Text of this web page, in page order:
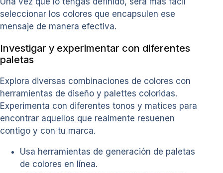
seleccionar los colores que encapsulen ese
mensaje de manera efectiva.
Investigar y experimentar con diferentes
paletas
Explora diversas combinaciones de colores con
herramientas de diseño y palettes coloridas.
Experimenta con diferentes tonos y matices para
encontrar aquellos que realmente resuenen
contigo y con tu marca.
Usa herramientas de generación de paletas
de colores en línea.